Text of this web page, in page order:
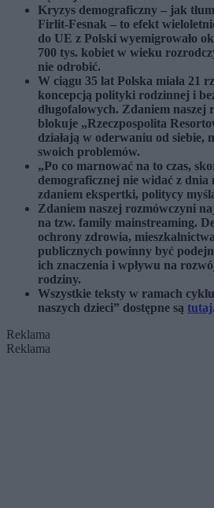
Kryzys demograficzny – jak
Firlit-Fesnak – to efekt
do UE z Polski wyemigrowało
700 tys. kobiet w wieku
nie odrobić.
W ciągu 35 lat Polska miała 21
koncepcją polityki rodzinnej i
długofalowych. Zdaniem naszej
blokuje „Rzeczpospolita
działają w oderwaniu od siebie,
swoich problemów.
„Po co marnować na to czas,
demograficznej nie widać z
zdaniem ekspertki, politycy
Zdaniem naszej rozmówczyni
na tzw. family mainstreaming.
ochrony zdrowia,
publicznych powinny być
ich znaczenia i wpływu na
rodziny.
Wszystkie teksty w ramach
naszych dzieci” dostępne są tutaj.
Reklama
Reklama